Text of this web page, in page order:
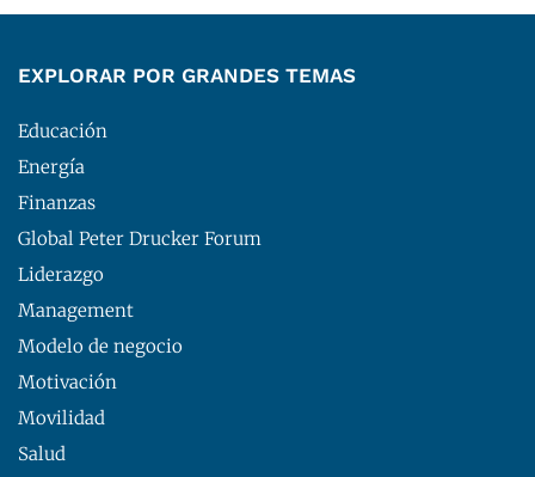
EXPLORAR POR GRANDES TEMAS
Educación
Energía
Finanzas
Global Peter Drucker Forum
Liderazgo
Management
Modelo de negocio
Motivación
Movilidad
Salud